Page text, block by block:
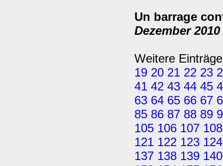
Un barrage
Dezember 2010
Weitere
19 20 21 22 23
41 42 43 44 45
63 64 65 66 67
85 86 87 88 89
105 106 107 108
121 122 123 124
137 138 139 140